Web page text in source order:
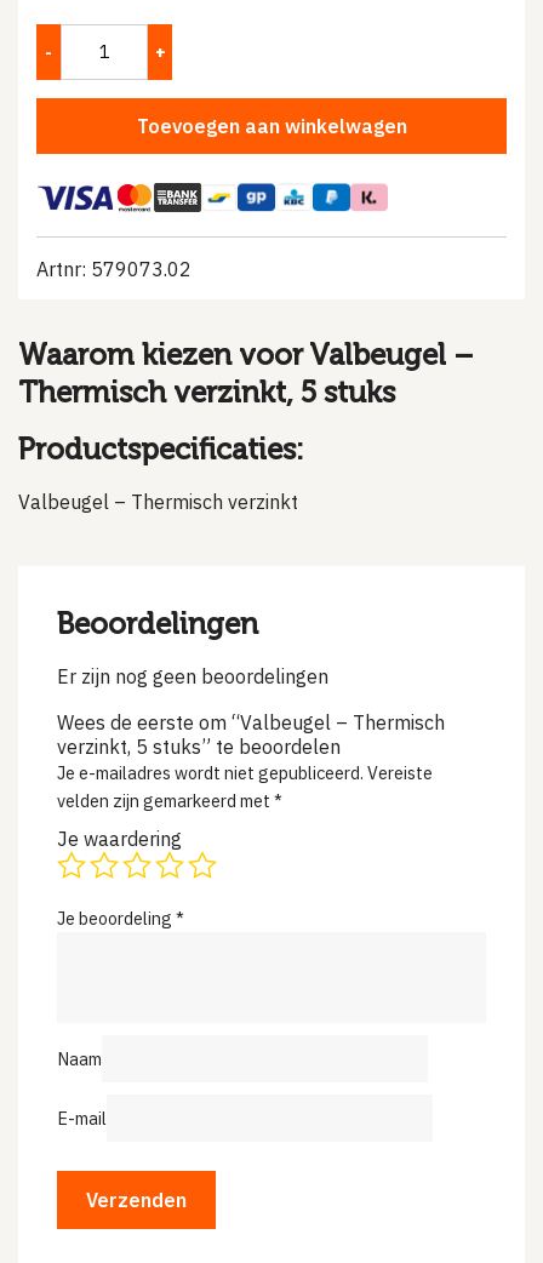
Toevoegen aan winkelwagen
Artnr: 579073.02
Waarom kiezen voor Valbeugel –
Thermisch verzinkt, 5 stuks
Productspecificaties:
Valbeugel – Thermisch verzinkt
Beoordelingen
Er zijn nog geen beoordelingen
Wees de eerste om “Valbeugel – Thermisch
verzinkt, 5 stuks” te beoordelen
Je e-mailadres wordt niet gepubliceerd. Vereiste
velden zijn gemarkeerd met *
Je waardering
Je beoordeling *
Naam
E-mail